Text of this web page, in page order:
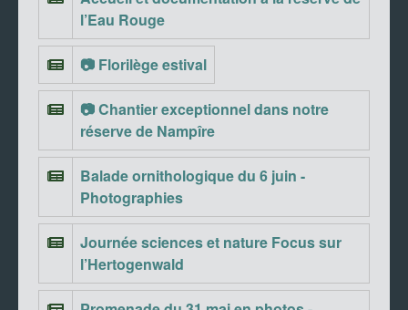
l’Eau Rouge
📷 Florilège estival
📷 Chantier exceptionnel dans notre
réserve de Nampîre
Balade ornithologique du 6 juin -
Photographies
Journée sciences et nature Focus sur
l’Hertogenwald